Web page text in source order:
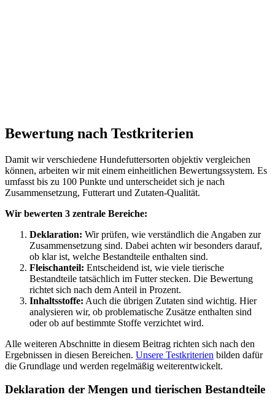
Bewertung nach Testkriterien
Damit wir verschiedene Hundefuttersorten objektiv vergleichen
können, arbeiten wir mit einem einheitlichen Bewertungssystem. Es
umfasst bis zu 100 Punkte und unterscheidet sich je nach
Zusammensetzung, Futterart und Zutaten-Qualität.
Wir bewerten 3 zentrale Bereiche:
Deklaration: Wir prüfen, wie verständlich die Angaben zur
Zusammensetzung sind. Dabei achten wir besonders darauf,
ob klar ist, welche Bestandteile enthalten sind.
Fleischanteil: Entscheidend ist, wie viele tierische
Bestandteile tatsächlich im Futter stecken. Die Bewertung
richtet sich nach dem Anteil in Prozent.
Inhaltsstoffe: Auch die übrigen Zutaten sind wichtig. Hier
analysieren wir, ob problematische Zusätze enthalten sind
oder ob auf bestimmte Stoffe verzichtet wird.
Alle weiteren Abschnitte in diesem Beitrag richten sich nach den
Ergebnissen in diesen Bereichen. Unsere Testkriterien bilden dafür
die Grundlage und werden regelmäßig weiterentwickelt.
Deklaration der Mengen und tierischen Bestandteile